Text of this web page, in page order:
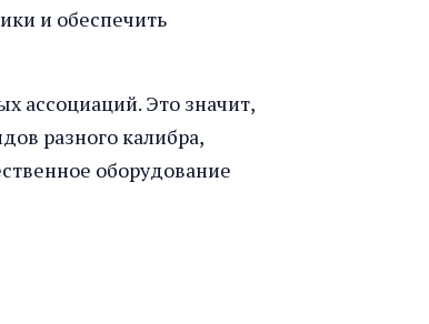
и обеспечить
ассоциаций. Это значит,
разного калибра,
оборудование